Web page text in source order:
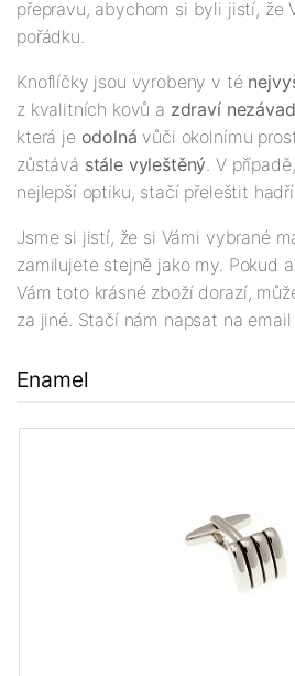
přepravu, abychom si byli jistí, že
pořádku.
Knoflíčky jsou vyrobeny v té nejv
z kvalitních kovů a zdraví
která je odolná vůči okolnímu
zůstává stále vyleštěný. V
nejlepší optiku, stačí přeleštit
Jsme si jistí, že si Vámi vybrané
zamilujete stejně jako my. Pokud
Vám toto krásné zboží dorazí,
za jiné. Stačí nám napsat na email
Enamel